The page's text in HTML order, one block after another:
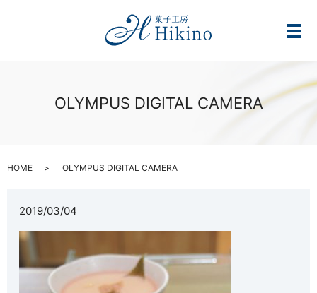
メ
OLYMPUS DIGITAL CAMERA
HOME OLYMPUS DIGITAL CAMERA
2019/03/04